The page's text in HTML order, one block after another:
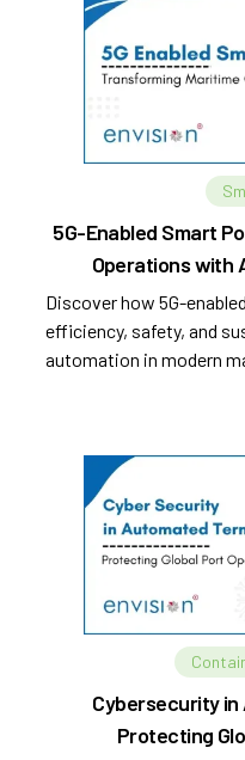
5G-Enabled Smart
Operations with
Discover how 5G-
efficiency, safety, and
automation in modern
Cybersecurity
Protecting